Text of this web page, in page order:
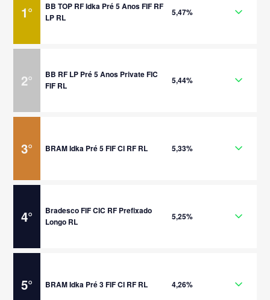
1°
BB TOP RF Idka Pré 5 Anos FIF RF
LP RL
5,47%
2°
BB RF LP Pré 5 Anos Private FIC
FIF RL
5,44%
3° BRAM Idka Pré 5 FIF CI RF RL 5,33%
4°
Bradesco FIF CIC RF Prefixado
Longo RL
5,25%
5° BRAM Idka Pré 3 FIF CI RF RL 4,26%